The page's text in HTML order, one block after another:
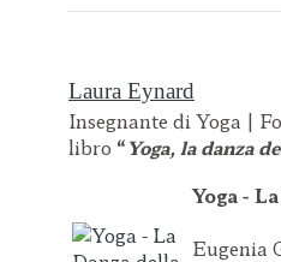
Laura Eynard
Insegnante di Yoga |
libro “Yoga, la danza
Yoga -
Eugenia